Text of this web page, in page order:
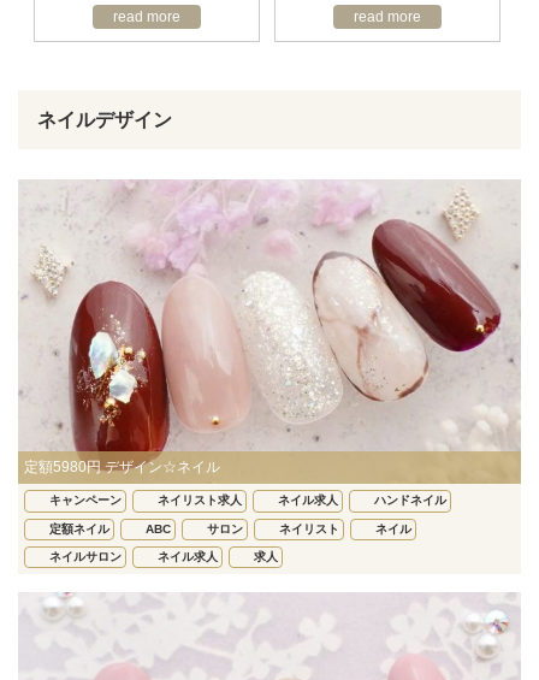
read more read more
ネイルデザイン
定額5980円 デザイン☆ネイル
キャンペーン ネイリスト求人 ネイル求人 ハンドネイル
定額ネイル ABC サロン ネイリスト ネイル
ネイルサロン ネイル求人 求人